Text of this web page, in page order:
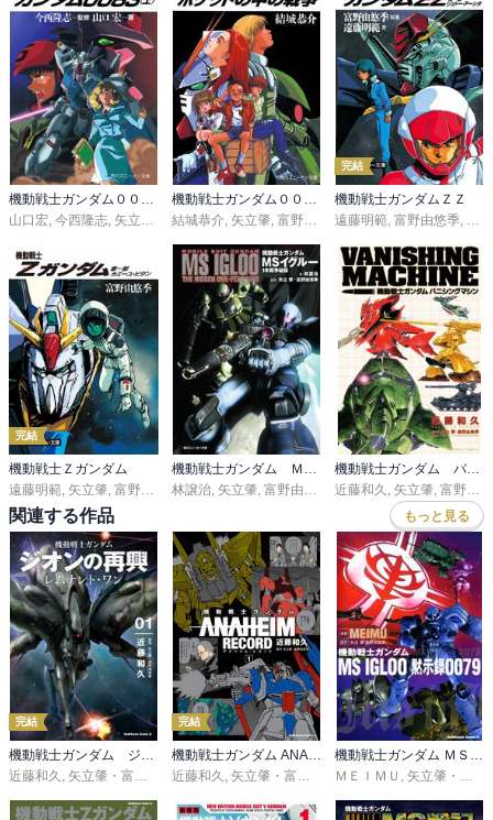
機動戦士ガンダム００８３
山口宏, 今西隆志, 矢立肇 富野由悠季,川元利浩,佐野浩敏
機動戦士ガンダム００８０ ポケットの中の戦争
結城恭介, 矢立肇, 富野由悠季
完結
機動戦士ガンダムＺＺ
遠藤明範, 富野由悠季, 美
完結
機動戦士Ｚガンダム
遠藤明範 矢立肇 富野由悠季 ,北爪宏幸
林譲治 矢立肇 富野由悠季 ,サンライズ
機動戦士ガンダム バニシングマシン
近藤和久
矢立肇 富野由悠季
関連する作品 もっと見る
完結
機動戦士ガンダム ジオンの再興 レムナント・ワン
近藤和久 , 矢立肇・富野由悠季
完結
機動戦士ガンダム ANAHEIM RECORD
近藤和久 , 矢立肇・富野由悠季
機動戦士ガンダム ＭＳ ＩＧＬＯＯ 黙示録００７９
ＭＥＩＭＵ , 矢立肇・富野由悠季